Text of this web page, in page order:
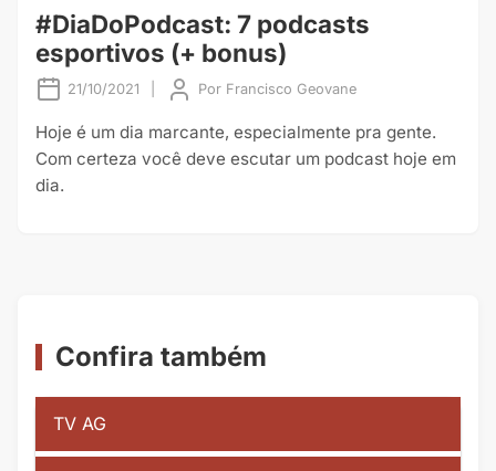
#DiaDoPodcast: 7 podcasts
esportivos (+ bonus)
21/10/2021 Por Francisco Geovane
Hoje é um dia marcante, especialmente pra gente.
Com certeza você deve escutar um podcast hoje em
dia.
Confira também
TV AG